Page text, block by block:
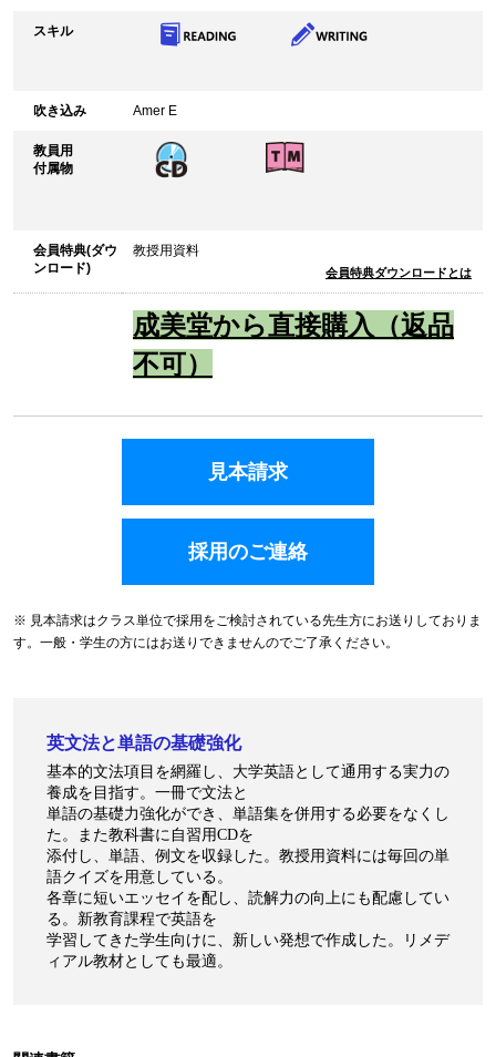
スキル
吹き込み Amer E
教員用
付属物
会員特典(ダウ
ンロード)
教授用資料
会員特典ダウンロードとは
成美堂から直接購入（返品
不可）
見本請求
採用のご連絡
※ 見本請求はクラス単位で採用をご検討されている先生方にお送りしておりま
す。一般・学生の方にはお送りできませんのでご了承ください。
英文法と単語の基礎強化
基本的文法項目を網羅し、大学英語として通用する実力の
養成を目指す。一冊で文法と
単語の基礎力強化ができ、単語集を併用する必要をなくし
た。また教科書に自習用CDを
添付し、単語、例文を収録した。教授用資料には毎回の単
語クイズを用意している。
各章に短いエッセイを配し、読解力の向上にも配慮してい
る。新教育課程で英語を
学習してきた学生向けに、新しい発想で作成した。リメデ
ィアル教材としても最適。